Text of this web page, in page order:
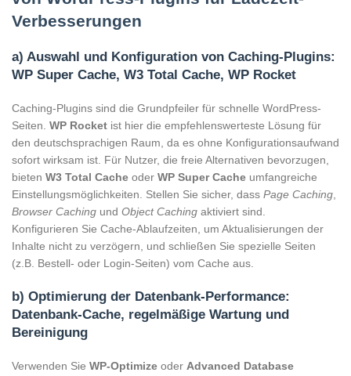
Verbesserungen
a) Auswahl und Konfiguration von Caching-Plugins:
WP Super Cache, W3 Total Cache, WP Rocket
Caching-Plugins sind die Grundpfeiler für schnelle WordPress-
Seiten. WP Rocket ist hier die empfehlenswerteste Lösung für
den deutschsprachigen Raum, da es ohne Konfigurationsaufwand
sofort wirksam ist. Für Nutzer, die freie Alternativen bevorzugen,
bieten W3 Total Cache oder WP Super Cache umfangreiche
Einstellungsmöglichkeiten. Stellen Sie sicher, dass Page Caching
Browser Caching und Object Caching aktiviert sind.
Konfigurieren Sie Cache-Ablaufzeiten, um Aktualisierungen der
Inhalte nicht zu verzögern, und schließen Sie spezielle Seiten
(z.B. Bestell- oder Login-Seiten) vom Cache aus.
b) Optimierung der Datenbank-Performance:
Datenbank-Cache, regelmäßige Wartung und
Bereinigung
Verwenden Sie WP-Optimize oder Advanced Database